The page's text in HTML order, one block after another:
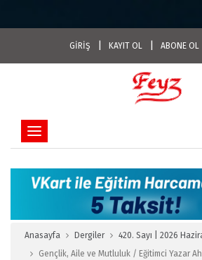
GİRİŞ KAYIT OL ABONE OL
Toggle navigation
Anasayfa Dergiler
420. Sayı | 2026
Gençlik, Aile ve Mutluluk / Eğitimci Yazar